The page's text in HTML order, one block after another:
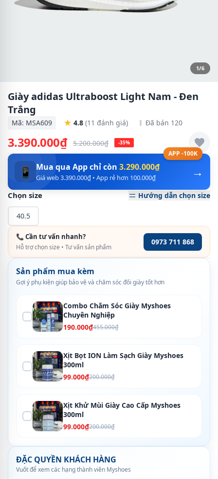
1/6
Giày adidas Ultraboost Light Nam - Đen
Trắng
Mã: MSA609 4.8 (11 đánh giá) Đã bán 120
3.390.000₫ 5.200.000₫ -35%
APP -100K
→
📱 Mua qua App chỉ còn 3.290.000₫
Giá web 3.390.000₫ • App rẻ hơn 100.000₫
Chọn size Hướng dẫn chọn size
40.5
📞 Cần tư vấn nhanh?
Hỗ trợ chọn size • Tư vấn sản phẩm
0973 711 868
Sản phẩm mua kèm
Gợi ý phụ kiện giúp bảo vệ và chăm sóc đôi giày tốt hơn
Combo Chăm Sóc Giày Myshoes
Chuyên Nghiệp
190.000₫455.000₫
Xịt Bọt ION Làm Sạch Giày Myshoes
300ml
99.000₫200.000₫
Xịt Khử Mùi Giày Cao Cấp Myshoes
300ml
99.000₫200.000₫
ĐẶC QUYỀN KHÁCH HÀNG
Vuốt để xem các hạng thành viên Myshoes